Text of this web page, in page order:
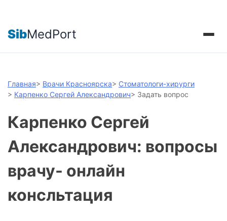
SibMedPort
Главная> Врачи Красноярска> Стоматологи-хирурги
> Карпенко Сергей Александрович> Задать вопрос
Карпенко Сергей
Александрович: вопросы
врачу- онлайн
консльтация